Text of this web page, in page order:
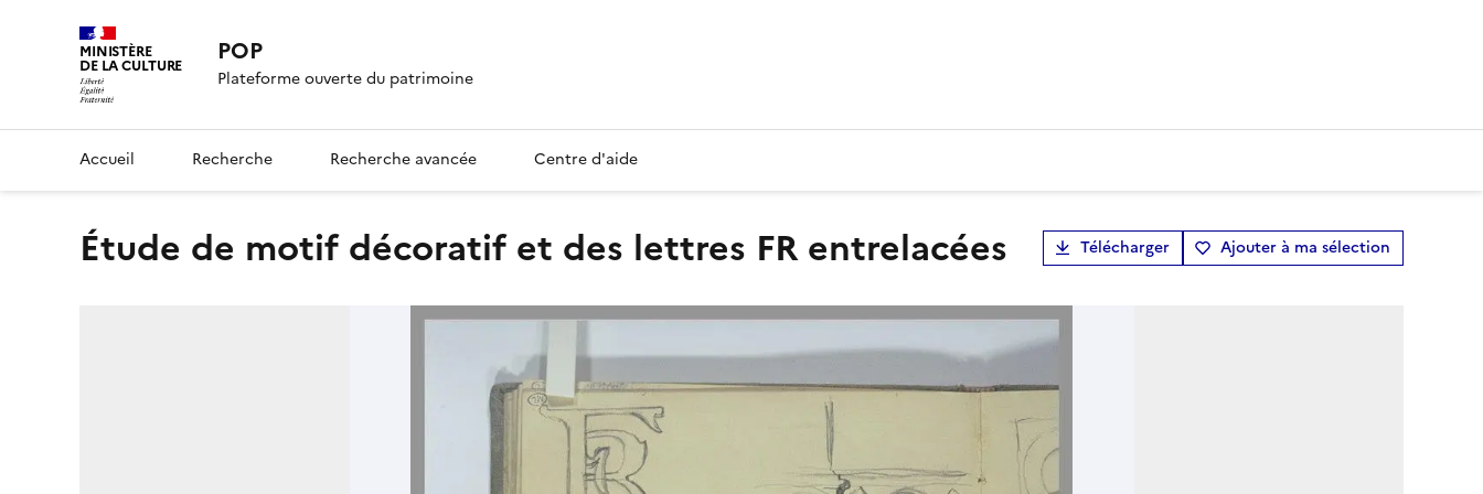
MINISTÈRE
DE LA CULTURE POP
Plateforme ouverte du patrimoine
Accueil Recherche Recherche avancée Centre d'aide
Étude de motif décoratif et des lettres FR entrelacées Télécharger Ajouter à ma sélection